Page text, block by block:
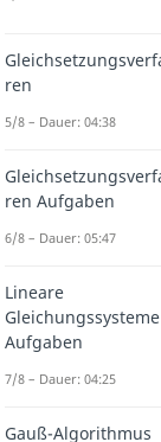
Unterschied
Kombination
Generell
Linie, ob man
einen Teil davon
wir davon aus,
Teilmengeder
die Berechnung
ren
5/8 – Dauer: 04:38
ren Aufgaben
6/8 – Dauer: 05:47
Lineare
Gleichungssysteme
Aufgaben
7/8 – Dauer: 04:25
Gauß-Algorithmus